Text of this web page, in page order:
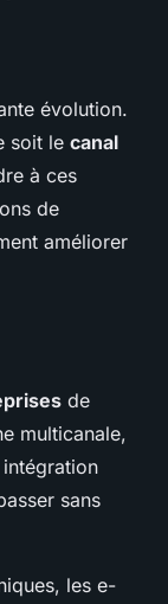
évolution.
soit le canal
à ces
de
améliorer
de
multicanale,
sans
les e-